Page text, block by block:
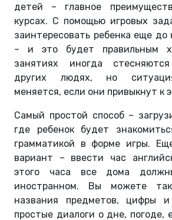
детей – главное
курсах. С помощью игровых
заинтересовать ребенка еще до
– и это будет правильным
занятиях иногда
других людях, но
меняется, если они привыкнут к
Самый простой способ –
где ребенок будет
грамматикой в форме игры.
вариант – ввести час
этого часа все дома
иностранном. Вы можете
названия предметов, цифры
простые диалоги о дне, погоде,